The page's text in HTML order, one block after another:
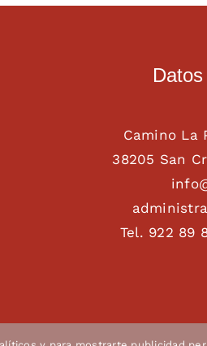
Camino La
38205 San
Tel. 922 89